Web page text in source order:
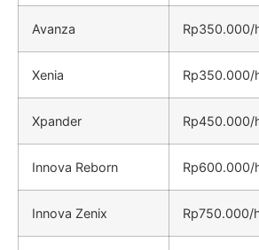
Avanza Rp350.000/
Xenia Rp350.000/
Xpander Rp450.000/
Innova Reborn Rp600.000/
Innova Zenix Rp750.000/